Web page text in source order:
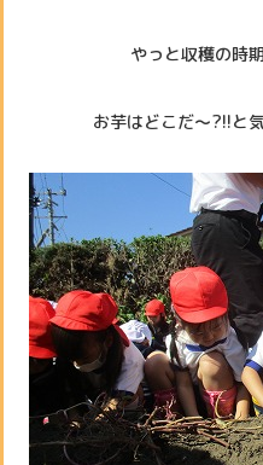
やっと収穫の時
お芋はどこだ～?!!と